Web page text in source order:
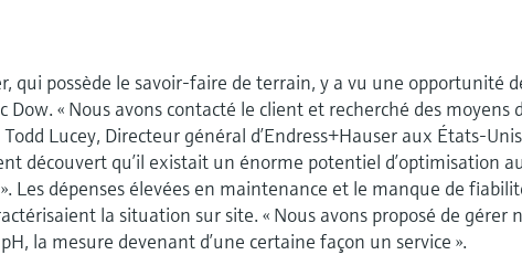
qui possède le savoir-faire de terrain, y a vu une opportunité
Dow. « Nous avons contacté le client et recherché des moyens
Lucey, Directeur général d’Endress+Hauser aux États-
découvert qu’il existait un énorme potentiel d’optimisation
Les dépenses élevées en maintenance et le manque de
la situation sur site. « Nous avons proposé de gérer
la mesure devenant d’une certaine façon un service ».